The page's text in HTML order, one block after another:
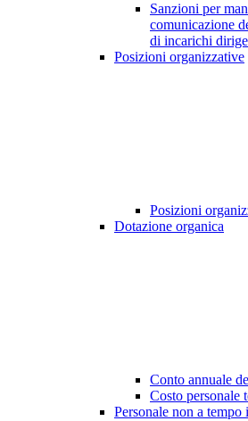
Sanzioni per
comunicazione
di incarichi
Posizioni organizzative
Posizioni
Dotazione organica
Conto annuale
Costo personale
Personale non a tempo